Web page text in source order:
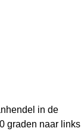
in de
graden naar links